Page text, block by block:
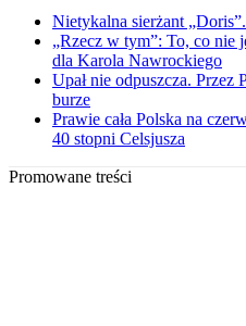
Nietykalna sierżant
„Rzecz w tym”: To, co nie
dla Karola Nawrockiego
Upał nie odpuszcza. Przez
burze
Prawie cała Polska na
40 stopni Celsjusza
Promowane treści